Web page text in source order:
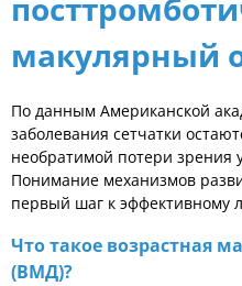
макулярный
По данным Американской
заболевания сетчатки
необратимой потери зрения
Понимание механизмов
первый шаг к эффективному
Что такое возрастная
(ВМД)?